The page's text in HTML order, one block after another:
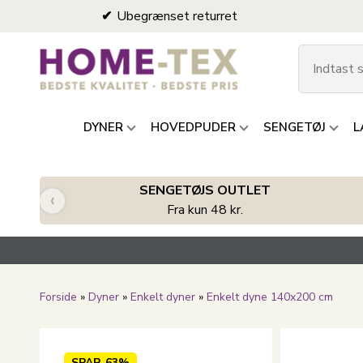
Ubegrænset returret
DYNER HOVEDPUDER SENGETØJ
SENGETØJS OUTLET
Fra kun 48 kr.
‹
Forside » Dyner» Enkelt dyner» Enkelt dyne 140x200 cm